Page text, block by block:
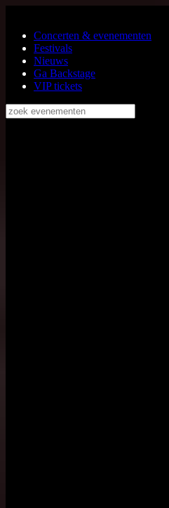
Concerten & evenementen
Festivals
Nieuws
Ga Backstage
VIP tickets
zoek evenementen